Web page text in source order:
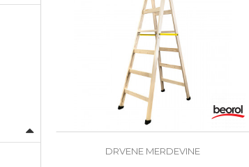
DRVENE MERDEVINE